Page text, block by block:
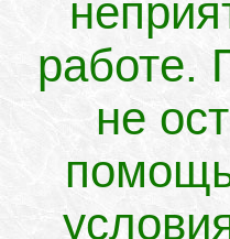
работе.
не